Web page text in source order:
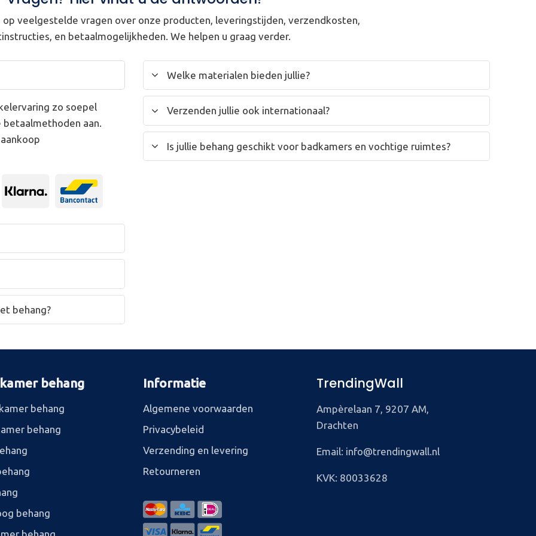
veelgestelde vragen over onze producten, leveringstijden, verzendkosten,
en betaalmogelijkheden. We helpen u graag verder.
zo soepel
aan.
behang?
Welke materialen bieden jullie?
Verzenden jullie ook internationaal?
Is jullie behang geschikt voor badkamers en vochtige ruimtes?
behang
behang
behang
behang
Informatie
Algemene voorwaarden
Privacybeleid
Verzending en levering
Retourneren
TrendingWall
Ampèrelaan 7, 9207 AM,
Drachten
Email: info@trendingwall.nl
KVK: 80033628